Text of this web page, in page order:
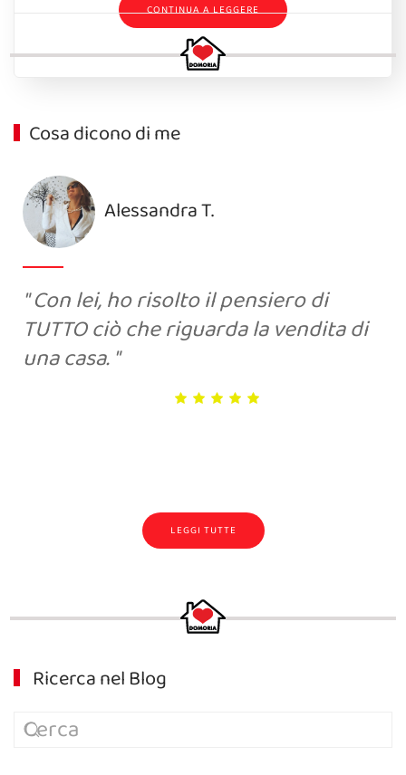
CONTINUA A LEGGERE
Cosa dicono di me
Alessandra T.
Con lei, ho risolto il pensiero di
TUTTO ciò che riguarda la vendita di
una casa.
LEGGI TUTTE
Ricerca nel Blog